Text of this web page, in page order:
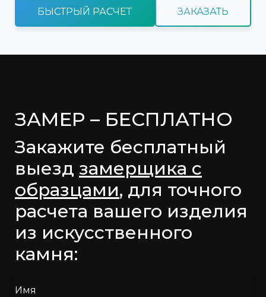
БЫСТРЫЙ РАСЧЕТ ЗАКАЗАТЬ
ЗАМЕР – БЕСПЛАТНО
Закажите бесплатный
выезд замерщика с
образцами, для точного
расчета вашего изделия
из искусственного
камня:
Имя